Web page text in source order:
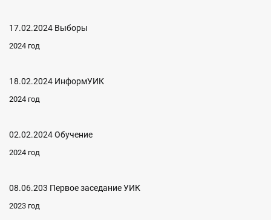
17.02.2024 Выборы
2024 год
18.02.2024 ИнформУИК
2024 год
02.02.2024 Обучение
2024 год
08.06.203 Первое заседание УИК
2023 год